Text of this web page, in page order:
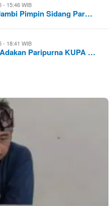
- 15:46 WIB
Pimpin Sidang Par…
- 18:41 WIB
Paripurna KUPA …